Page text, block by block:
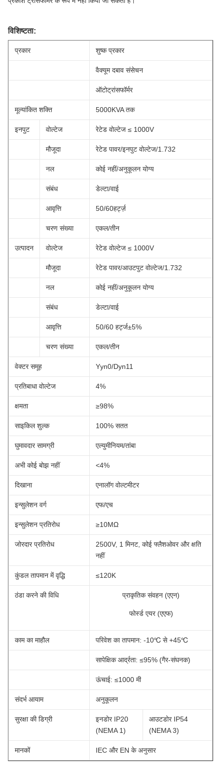
विशिष्टता:
प्रकार शुष्क प्रकार
वैक्यूम दबाव संसेचन
ऑटोट्रांसफॉर्मर
मूल्यांकित शक्ति 5000KVA तक
इनपुट वोल्टेज रेटेड वोल्टेज ≤ 1000V
मौजूदा रेटेड पावर/इनपुट वोल्टेज/1.732
नल कोई नहीं/अनुकूलन योग्य
संबंध डेल्टा/वाई
आवृत्ति 50/60हर्ट्ज़
चरण संख्या एकल/तीन
उत्पादन वोल्टेज रेटेड वोल्टेज ≤ 1000V
मौजूदा रेटेड पावर/आउटपुट वोल्टेज/1.732
नल कोई नहीं/अनुकूलन योग्य
संबंध डेल्टा/वाई
आवृत्ति 50/60 हर्ट्ज±5%
चरण संख्या एकल/तीन
वेक्टर समूह Yyn0/Dyn11
प्रतिबाधा वोल्टेज 4%
क्षमता ≥98%
साइकिल शुल्क 100% सतत
घुमावदार सामग्री एल्युमीनियम/तांबा
अभी कोई बोझ नहीं <4%
दिखाना एनालॉग वोल्टमीटर
इन्सुलेशन वर्ग एफ/एच
इन्सुलेशन प्रतिरोध ≥10MΩ
जोरदार प्रतिरोध
2500V, 1 मिनट, कोई फ्लैशओवर और क्षति
नहीं
कुंडल तापमान में वृद्धि ≤120K
ठंडा करने की विधि प्राकृतिक संवहन (एएन)
फोर्स्ड एयर (एएफ)
काम का माहौल परिवेश का तापमान: -10℃ से +45℃
सापेक्षिक आर्द्रता: ≤95% (गैर-संघनक)
ऊंचाई: ≤1000 मी
संदर्भ आयाम अनुकूलन
सुरक्षा की डिग्री
इनडोर IP20
(NEMA 1)
आउटडोर IP54
(NEMA 3)
मानकों IEC और EN के अनुसार